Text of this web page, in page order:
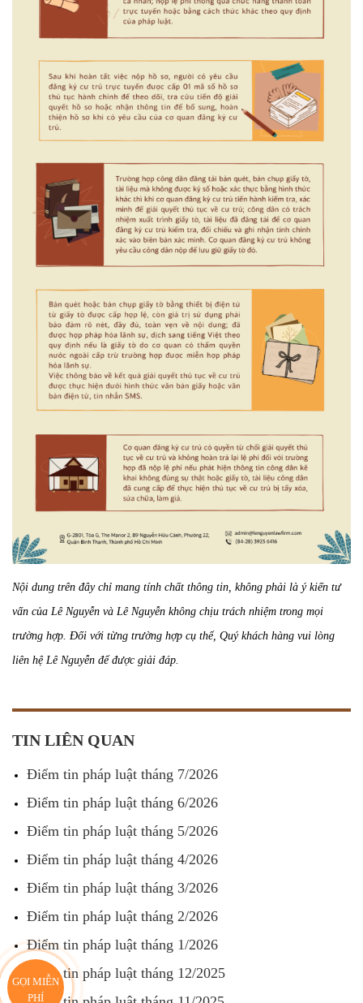
Nội dung trên đây chỉ mang tính chất thông tin, không phải là ý kiến tư
vấn của Lê Nguyễn và Lê Nguyễn không chịu trách nhiệm trong mọi
trường hợp. Đối với từng trường hợp cụ thể, Quý khách hàng vui lòng
liên hệ Lê Nguyễn để được giải đáp.
TIN LIÊN QUAN
Điểm tin pháp luật tháng 7/2026
Điểm tin pháp luật tháng 6/2026
Điểm tin pháp luật tháng 5/2026
Điểm tin pháp luật tháng 4/2026
Điểm tin pháp luật tháng 3/2026
Điểm tin pháp luật tháng 2/2026
Điểm tin pháp luật tháng 1/2026
Điểm tin pháp luật tháng 12/2025
GỌI MIỄN
PHÍ